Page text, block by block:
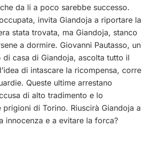
da li a poco sarebbe successo.
invita Giandoja a riportare la
stata trovata, ma Giandoja, stanco
a dormire. Giovanni Pautasso, un
casa di Giandoja, ascolta tutto il
di intascare la ricompensa, corre
Queste ultime arrestano
di alto tradimento e lo
di Torino. Riuscirà Giandoja a
innocenza e a evitare la forca?